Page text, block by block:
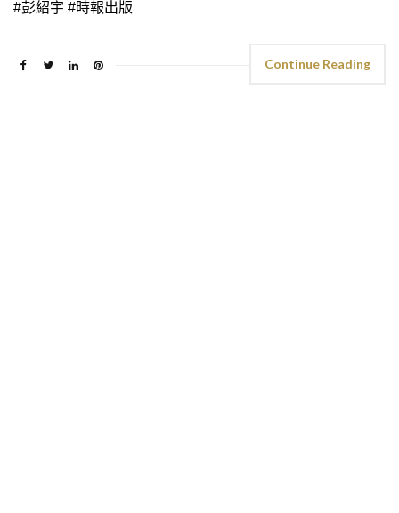
#彭紹宇 #時報出版
Continue Reading